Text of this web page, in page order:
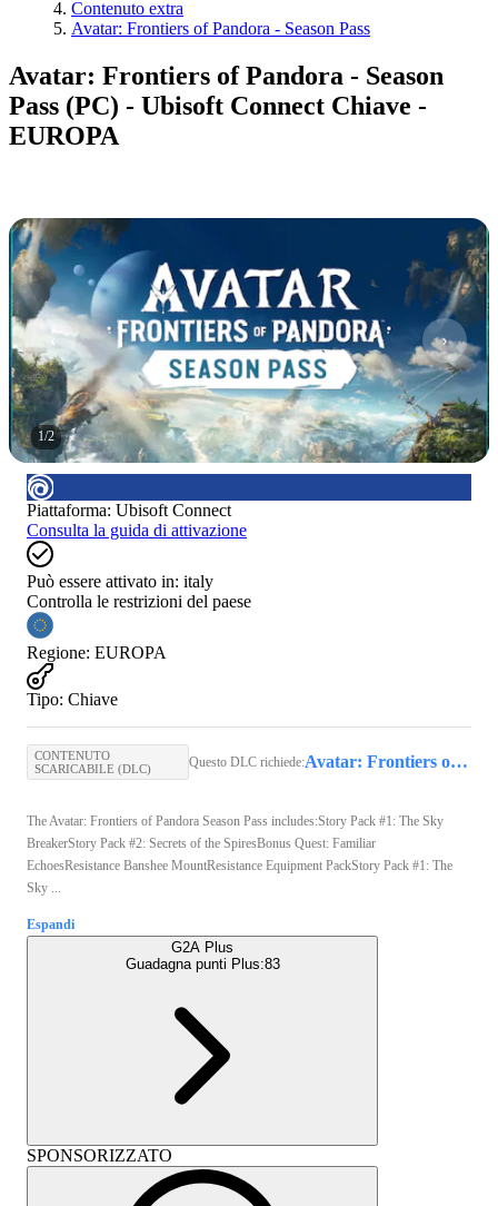
Contenuto extra
Avatar: Frontiers of Pandora - Season Pass
Avatar: Frontiers of Pandora - Season
Pass (PC) - Ubisoft Connect Chiave -
EUROPA
1/2
Piattaforma: Ubisoft Connect
Consulta la guida di attivazione
Può essere attivato in: italy
Controlla le restrizioni del paese
Regione: EUROPA
Tipo: Chiave
CONTENUTO
SCARICABILE (DLC)
Questo DLC richiede: Avatar: Frontiers of Pandora (PC) - Ubisoft Connect Key - GLOBAL
The Avatar: Frontiers of Pandora Season Pass includes:Story Pack #1: The Sky
BreakerStory Pack #2: Secrets of the SpiresBonus Quest: Familiar
EchoesResistance Banshee MountResistance Equipment PackStory Pack #1: The
Sky ...
Espandi
G2A Plus
Guadagna punti Plus:83
SPONSORIZZATO